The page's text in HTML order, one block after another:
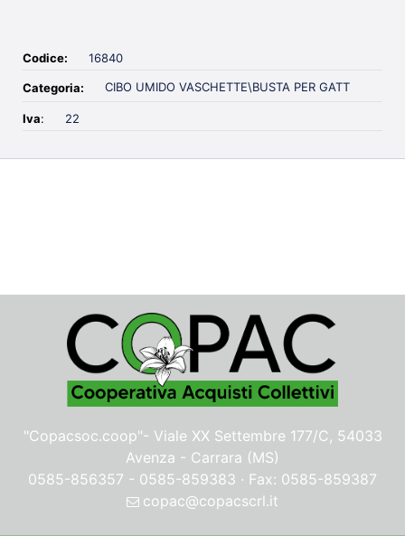
Codice: 16840
Categoria: CIBO UMIDO VASCHETTE\BUSTA PER GATT
Iva: 22
"Copacsoc.coop"- Viale XX Settembre 177/C, 54033
Avenza - Carrara (MS)
0585-856357 - 0585-859383 · Fax: 0585-859387
copac@copacscrl.it